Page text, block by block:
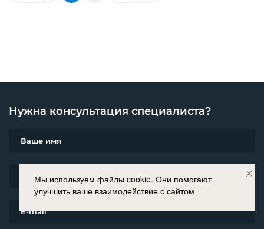
Нужна консультация специалиста?
Мы используем файлы cookie. Они помогают
улучшить ваше взаимодействие с сайтом